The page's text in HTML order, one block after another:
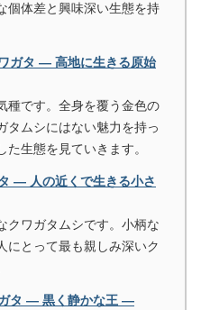
個体差と興味深い生態を持
ガタ ― 高地に生きる原始
種です。全身を覆う金色の
タムシにはない魅力を持っ
生態を見ていきます。
― 人の近くで生きる小さ
クワガタムシです。小柄な
にとって最も親しみ深いク
タ ― 黒く静かな王 ―